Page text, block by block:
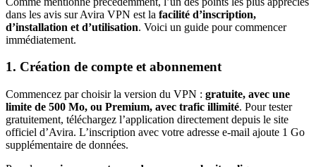
dans les avis sur Avira VPN est la facilité d’inscription,
d’installation et d’utilisation. Voici un guide pour commencer
immédiatement.
1. Création de compte et abonnement
Commencez par choisir la version du VPN : gratuite, avec une
limite de 500 Mo, ou Premium, avec trafic illimité. Pour tester
gratuitement, téléchargez l’application directement depuis le site
officiel d’Avira. L’inscription avec votre adresse e-mail ajoute 1 Go
supplémentaire de données.